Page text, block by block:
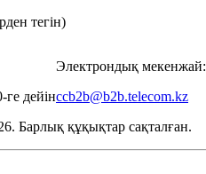
тегін)
дейін
Электрондық мекенжай:
ccb2b@b2b.telecom.kz
Барлық құқықтар сақталған.